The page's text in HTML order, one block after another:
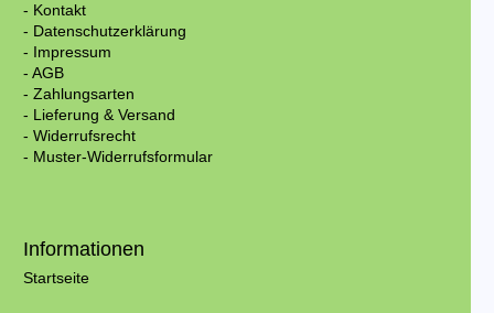
- Kontakt
- Datenschutzerklärung
- Impressum
- AGB
- Zahlungsarten
- Lieferung & Versand
- Widerrufsrecht
- Muster-Widerrufsformular
Informationen
Startseite